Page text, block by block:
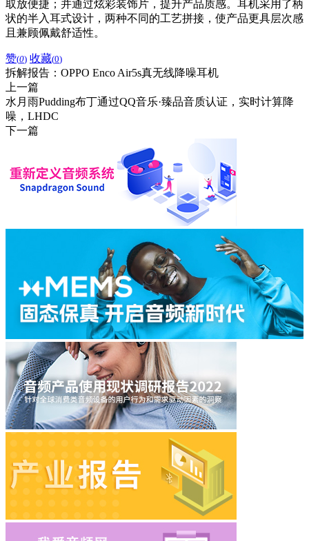
取放便捷；并通过炫彩装饰片，提升产品质感。耳机采用了柄
状的半入耳式设计，两种不同的工艺拼接，使产品更具层次感
且兼顾佩戴舒适性。
赞(0) 收藏(0)
拆解报告：OPPO Enco Air5s真无线降噪耳机
上一篇
水月雨Pudding布丁通过QQ音乐·臻品音质认证，实时计算降
噪，LHDC
下一篇